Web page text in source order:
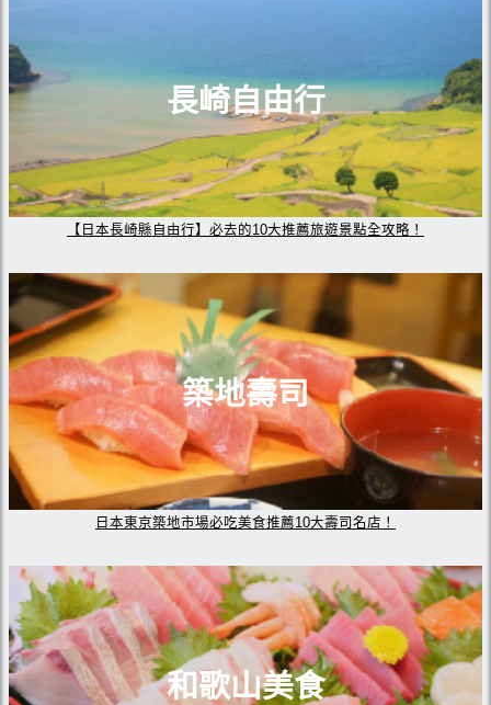
長崎自由行
【日本長崎縣自由行】必去的10大推薦旅遊景點全攻略！
築地壽司
日本東京築地市場必吃美食推薦10大壽司名店！
和歌山美食